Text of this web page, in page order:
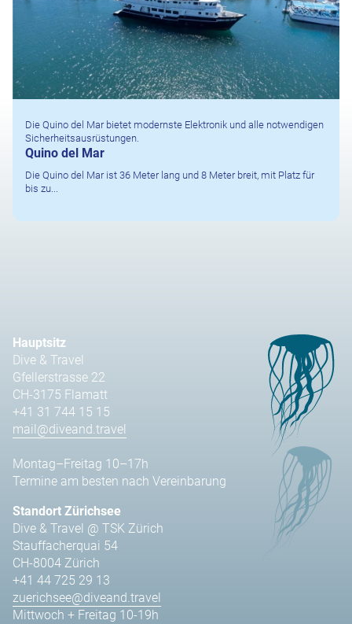
Die Quino del Mar bietet modernste Elektronik und alle notwendigen
Sicherheitsausrüstungen.
Quino del Mar
Die Quino del Mar ist 36 Meter lang und 8 Meter breit, mit Platz für
bis zu...
Hauptsitz
Dive & Travel
Gfellerstrasse 22
CH-3175 Flamatt
+41 31 744 15 15
mail@diveand.travel
Montag–Freitag 10–17h
Termine am besten nach Vereinbarung
Standort Zürichsee
Dive & Travel @ TSK Zürich
Stauffacherquai 54
CH-8004 Zürich
+41 44 725 29 13
zuerichsee@diveand.travel
Mittwoch + Freitag 10-19h